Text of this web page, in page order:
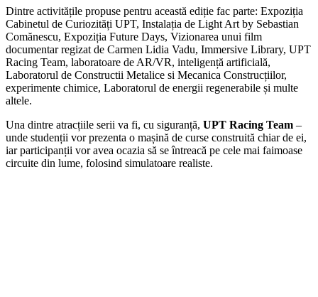
Dintre activitățile propuse pentru această ediție fac parte: Expoziția
Cabinetul de Curiozități UPT, Instalația de Light Art by Sebastian
Comănescu, Expoziția Future Days, Vizionarea unui film
documentar regizat de Carmen Lidia Vadu, Immersive Library, UPT
Racing Team, laboratoare de AR/VR, inteligență artificială,
Laboratorul de Constructii Metalice si Mecanica Construcțiilor,
experimente chimice, Laboratorul de energii regenerabile și multe
altele.
Una dintre atracțiile serii va fi, cu siguranță, UPT Racing Team –
unde studenții vor prezenta o mașină de curse construită chiar de ei,
iar participanții vor avea ocazia să se întreacă pe cele mai faimoase
circuite din lume, folosind simulatoare realiste.